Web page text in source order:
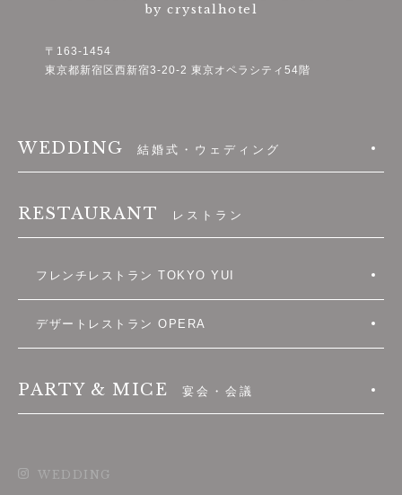
by crystalhotel
〒163-1454
東京都新宿区西新宿3-20-2 東京オペラシティ54階
WEDDING 結婚式・ウェディング
RESTAURANT レストラン
フレンチレストラン TOKYO YUI
デザートレストラン OPERA
PARTY & MICE 宴会・会議
WEDDING